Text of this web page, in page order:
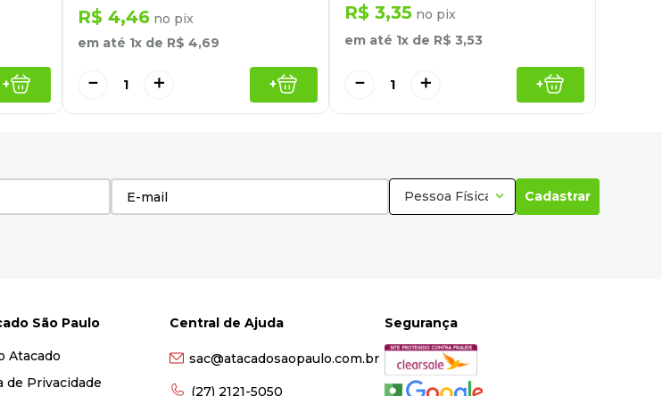
+
R$ 4,46 no pix
em até 1x de R$ 4,69
＋
－ +
R$ 3,35 no pix
em até 1x de R$ 3,53
＋
－ +
Pessoa Física Cadastrar
São Paulo
Atacado
de Privacidade
Central de Ajuda
sac@atacadosaopaulo.com.br
(27) 2121-5050
Segurança